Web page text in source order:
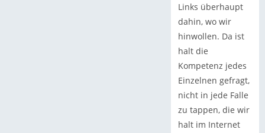
Links überhaupt
dahin, wo wir
hinwollen. Da ist
halt die
Kompetenz jedes
Einzelnen gefragt,
nicht in jede Falle
zu tappen, die wir
halt im Internet